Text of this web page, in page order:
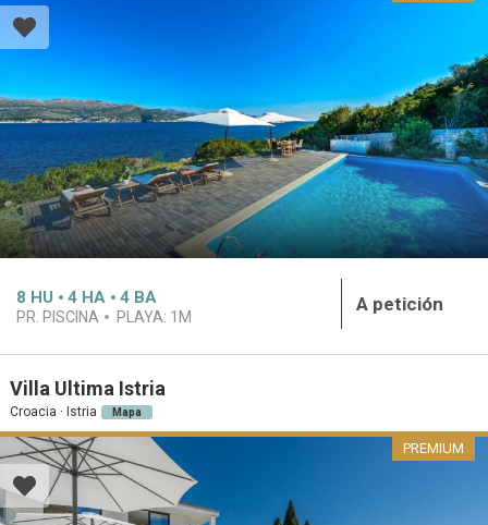
8 HU 4 HA 4 BA
PR. PISCINA PLAYA: 1M
A petición
Villa Ultima Istria
Croacia · Istria Mapa
PREMIUM